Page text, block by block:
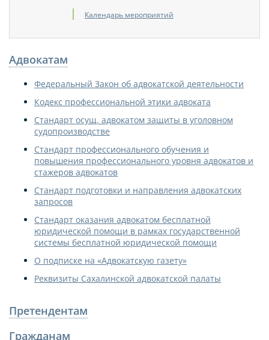
Календарь мероприятий
Адвокатам
Федеральный Закон об адвокатской деятельности
Кодекс профессиональной этики адвоката
Стандарт осущ. адвокатом защиты в уголовном
судопроизводстве
Стандарт профессионального обучения и
повышения профессионального уровня адвокатов и
стажеров адвокатов
Стандарт подготовки и направления адвокатских
запросов
Стандарт оказания адвокатом бесплатной
юридической помощи в рамках государственной
системы бесплатной юридической помощи
О подписке на «Адвокатскую газету»
Реквизиты Сахалинской адвокатской палаты
Претендентам
Гражданам